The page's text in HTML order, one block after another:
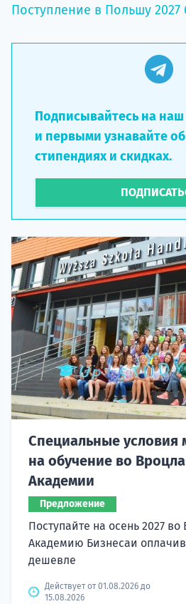
Поступление в Польшу 2027
Подписывайтесь на наш
и первыми узнавайте
стипендиях и скидках.
Специальные условия
на обучение во
Академии
Предложение
Поступайте на осень 2027
Академию Бизнесаи
дешевле
Действует от 01.08.2026 до
15.08.2026